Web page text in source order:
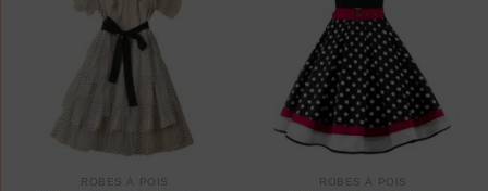
ROBES À POIS ROBES À POIS